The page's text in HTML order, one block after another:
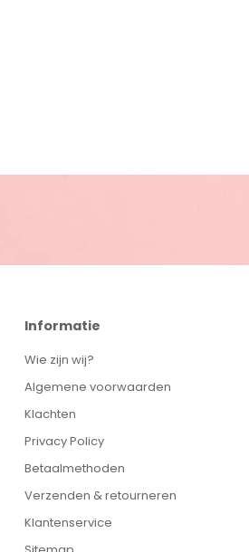
Informatie
Wie zijn wij?
Algemene voorwaarden
Klachten
Privacy Policy
Betaalmethoden
Verzenden & retourneren
Klantenservice